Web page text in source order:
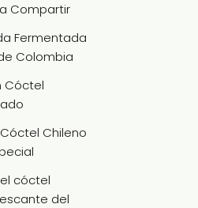
Compartir
Fermentada
Colombia
Cóctel
Chileno
el cóctel
del